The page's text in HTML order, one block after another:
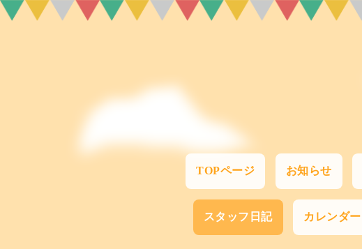
TOPページ お知らせ
スタッフ日記 カレンダー